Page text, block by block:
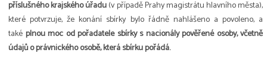
příslušného krajského úřadu(v případě Prahy magistrátu hlavního města),
které potvrzuje, že konání sbírky bylo řádně nahlášeno a povoleno, a
také plnou moc od pořadatele sbírky s nacionály pověřené osoby, včetně
údajů o právnického osobě, která sbírku pořádá.